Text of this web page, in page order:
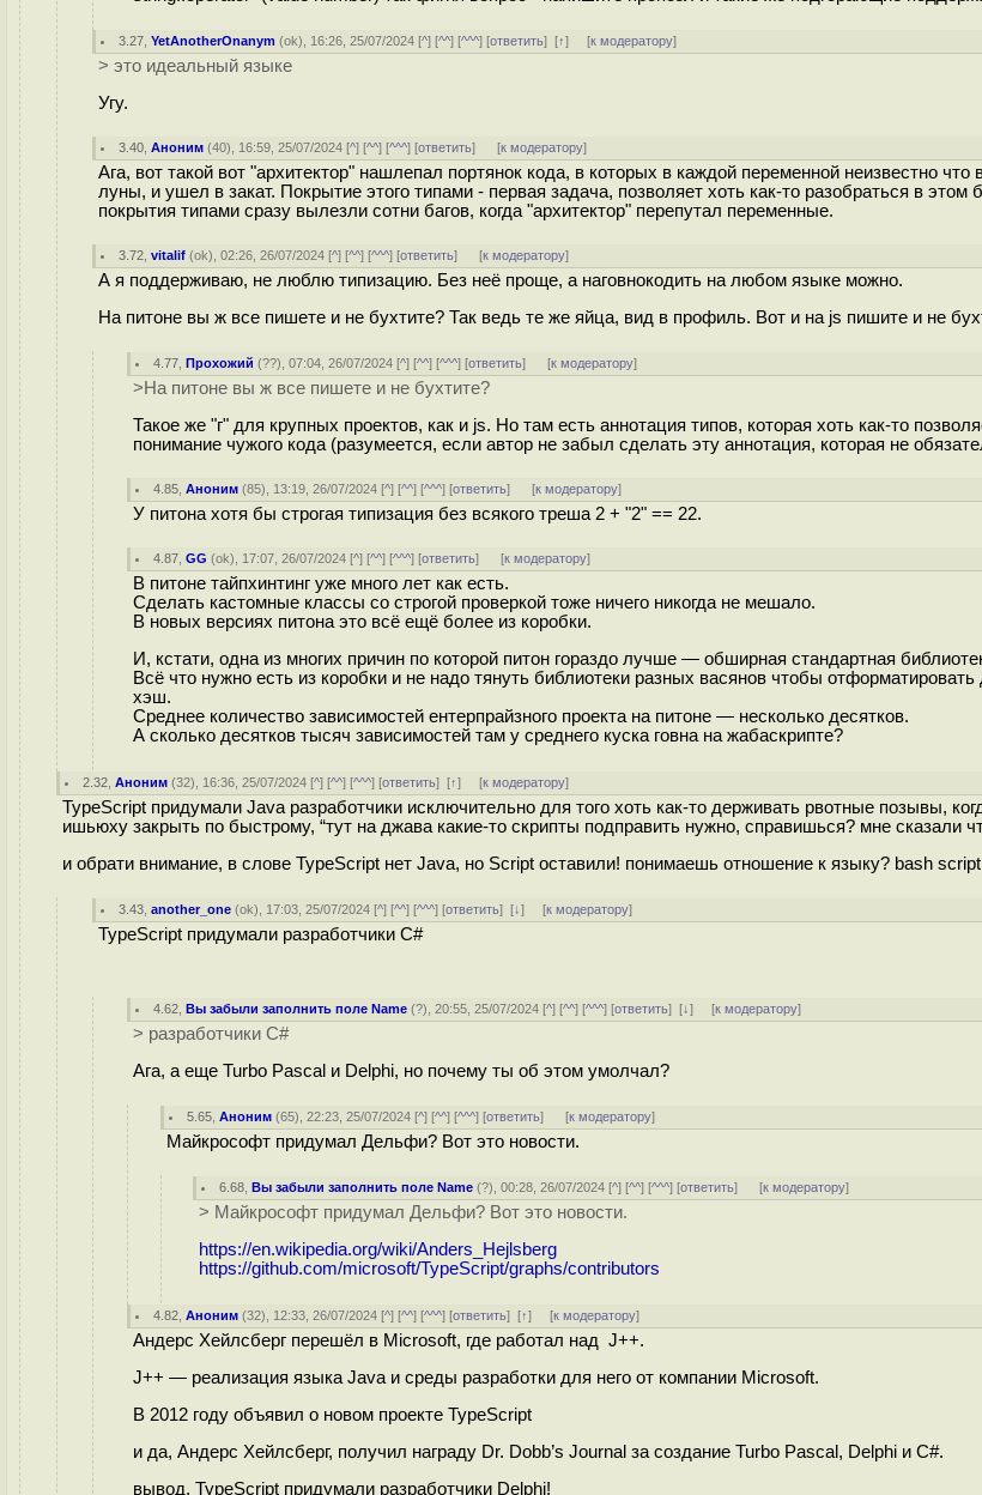
3.27 ,YetAnotherOnanym (ok), 16:26, 25/07/2024 [^] [^^] [^^^] [ответить][↑] [к модератору]
> это идеальный языке
Угу.
3.40 ,Аноним (40), 16:59, 25/07/2024 [^] [^^] [^^^] [ответить] [к модератору]
Ага, вот такой вот "архитектор" нашлепал портянок кода, в которых в каждой переменной неизвестно что
луны, и ушел в закат. Покрытие этого типами - первая задача, позволяет хоть как-то разобраться в этом
покрытия типами сразу вылезли сотни багов, когда "архитектор" перепутал переменные.
3.72 ,vitalif (ok), 02:26, 26/07/2024 [^] [^^] [^^^] [ответить] [к модератору]
А я поддерживаю, не люблю типизацию. Без неё проще, а наговнокодить на любом языке можно.
На питоне вы ж все пишете и не бухтите? Так ведь те же яйца, вид в профиль. Вот и на js пишите и не
4.77 ,Прохожий (??), 07:04, 26/07/2024 [^] [^^] [^^^] [ответить] [к модератору]
>На питоне вы ж все пишете и не бухтите?
Такое же "г" для крупных проектов, как и js. Но там есть аннотация типов, которая хоть как-то
понимание чужого кода (разумеется, если автор не забыл сделать эту аннотация, которая не
4.85 ,Аноним (85), 13:19, 26/07/2024 [^] [^^] [^^^] [ответить] [к модератору]
У питона хотя бы строгая типизация без всякого треша 2 + "2" == 22.
4.87 ,GG (ok), 17:07, 26/07/2024 [^] [^^] [^^^] [ответить] [к модератору]
В питоне тайпхинтинг уже много лет как есть.
Сделать кастомные классы со строгой проверкой тоже ничего никогда не мешало.
В новых версиях питона это всё ещё более из коробки.
И, кстати, одна из многих причин по которой питон гораздо лучше — обширная стандартная
Всё что нужно есть из коробки и не надо тянуть библиотеки разных васянов чтобы отформатировать
хэш.
Среднее количество зависимостей ентерпрайзного проекта на питоне — несколько десятков.
А сколько десятков тысяч зависимостей там у среднего куска говна на жабаскрипте?
2.32 ,Аноним (32), 16:36, 25/07/2024 [^] [^^] [^^^] [ответить][↑] [к модератору]
TypeScript придумали Java разработчики исключительно для того хоть как-то держивать рвотные позывы,
ишьюху закрыть по быстрому, “тут на джава какие-то скрипты подправить нужно, справишься? мне сказали
и обрати внимание, в слове TypeScript нет Java, но Script оставили! понимаешь отношение к языку? bash script
3.43 ,another_one (ok), 17:03, 25/07/2024 [^] [^^] [^^^] [ответить][↓] [к модератору]
TypeScript придумали разработчики C#
4.62 ,Вы забыли заполнить поле Name (?), 20:55, 25/07/2024 [^] [^^] [^^^] [ответить][↓] [к модератору]
> разработчики C#
Ага, а еще Turbo Pascal и Delphi, но почему ты об этом умолчал?
5.65 ,Аноним (65), 22:23, 25/07/2024 [^] [^^] [^^^] [ответить] [к модератору]
Майкрософт придумал Дельфи? Вот это новости.
6.68 ,Вы забыли заполнить поле Name (?), 00:28, 26/07/2024 [^] [^^] [^^^] [ответить] [к модератору]
> Майкрософт придумал Дельфи? Вот это новости.
https://en.wikipedia.org/wiki/Anders_Hejlsberg
https://github.com/microsoft/TypeScript/graphs/contributors
4.82 ,Аноним (32), 12:33, 26/07/2024 [^] [^^] [^^^] [ответить][↑] [к модератору]
Андерс Хейлсберг перешёл в Microsoft, где работал над J++.
J++ — реализация языка Java и среды разработки для него от компании Microsoft.
В 2012 году объявил о новом проекте TypeScript
и да, Андерс Хейлсберг, получил награду Dr. Dobb’s Journal за создание Turbo Pascal, Delphi и C#.
вывод, TypeScript придумали разработчики Delphi!